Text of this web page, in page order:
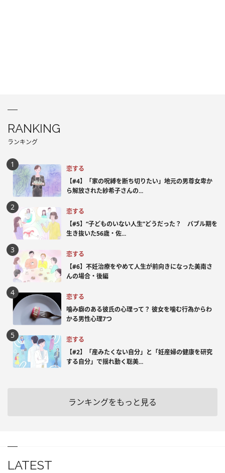
RANKING
ランキング
恋する
【#4】「家の呪縛を断ち切りたい」地元の男尊女卑か
ら解放された紗希子さんの...
恋する
【#5】“子どものいない人生”どうだった？ バブル期を
生き抜いた56歳・佐...
恋する
【#6】不妊治療をやめて人生が前向きになった美南さ
んの場合・後編
恋する
噛み癖のある彼氏の心理って？ 彼女を噛む行為からわ
かる男性心理7つ
恋する
【#2】「産みたくない自分」と「妊産婦の健康を研究
する自分」で揺れ動く聡美...
ランキングをもっと見る
LATEST